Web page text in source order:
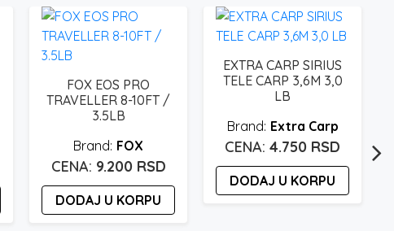
FOX EOS PRO
TRAVELLER 8-10FT /
3.5LB
FOX
9.200 RSD
DODAJ U KORPU
EXTRA CARP SIRIUS
TELE CARP 3,6M 3,0
LB
Extra Carp
4.750 RSD
DODAJ U KORPU